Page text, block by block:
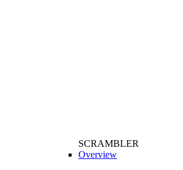
SCRAMBLER
Overview